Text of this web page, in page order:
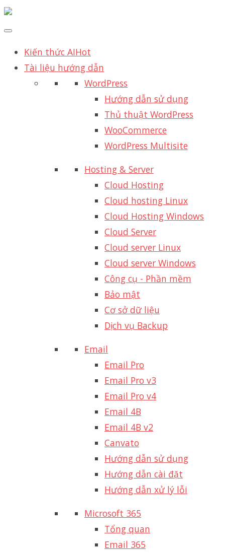
Kiến thức AIHot
Tài liệu hướng dẫn
WordPress
Hướng dẫn sử dụng
Thủ thuật WordPress
WooCommerce
WordPress Multisite
Hosting & Server
Cloud Hosting
Cloud hosting Linux
Cloud Hosting Windows
Cloud Server
Cloud server Linux
Cloud server Windows
Công cụ - Phần mềm
Bảo mật
Cơ sở dữ liệu
Dịch vụ Backup
Email
Email Pro
Email Pro v3
Email Pro v4
Email 4B
Email 4B v2
Canvato
Hướng dẫn sử dụng
Hướng dẫn cài đặt
Hướng dẫn xử lý lỗi
Microsoft 365
Tổng quan
Email 365